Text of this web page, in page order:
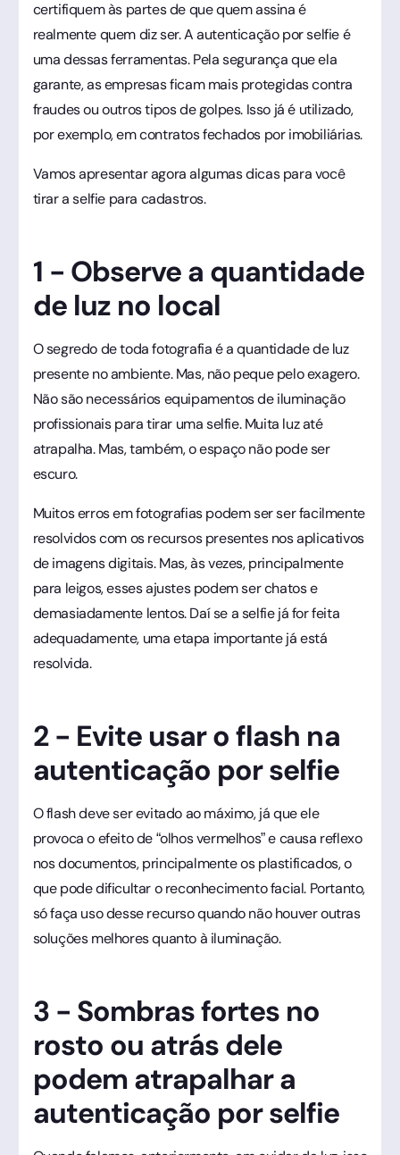
certifiquem às partes de que quem assina é
realmente quem diz ser. A autenticação por selfie é
uma dessas ferramentas. Pela segurança que ela
garante, as empresas ficam mais protegidas contra
fraudes ou outros tipos de golpes. Isso já é utilizado,
por exemplo, em contratos fechados por imobiliárias.
Vamos apresentar agora algumas dicas para você
tirar a selfie para cadastros.
1 - Observe a quantidade
de luz no local
O segredo de toda fotografia é a quantidade de luz
presente no ambiente. Mas, não peque pelo exagero.
Não são necessários equipamentos de iluminação
profissionais para tirar uma selfie. Muita luz até
atrapalha. Mas, também, o espaço não pode ser
escuro.
Muitos erros em fotografias podem ser ser facilmente
resolvidos com os recursos presentes nos aplicativos
de imagens digitais. Mas, às vezes, principalmente
para leigos, esses ajustes podem ser chatos e
demasiadamente lentos. Daí se a selfie já for feita
adequadamente, uma etapa importante já está
resolvida.
2 - Evite usar o flash na
autenticação por selfie
O flash deve ser evitado ao máximo, já que ele
provoca o efeito de “olhos vermelhos” e causa reflexo
nos documentos, principalmente os plastificados, o
que pode dificultar o reconhecimento facial. Portanto,
só faça uso desse recurso quando não houver outras
soluções melhores quanto à iluminação.
3 - Sombras fortes no
rosto ou atrás dele
podem atrapalhar a
autenticação por selfie